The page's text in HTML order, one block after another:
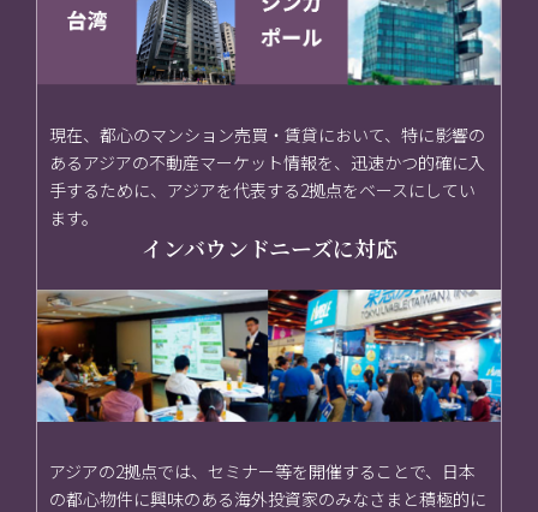
現在、都心のマンション売買・賃貸において、特に影響の
あるアジアの不動産マーケット情報を、迅速かつ的確に入
手するために、アジアを代表する2拠点をベースにしてい
ます。
インバウンドニーズに対応
アジアの2拠点では、セミナー等を開催することで、日本
の都心物件に興味のある海外投資家のみなさまと積極的に